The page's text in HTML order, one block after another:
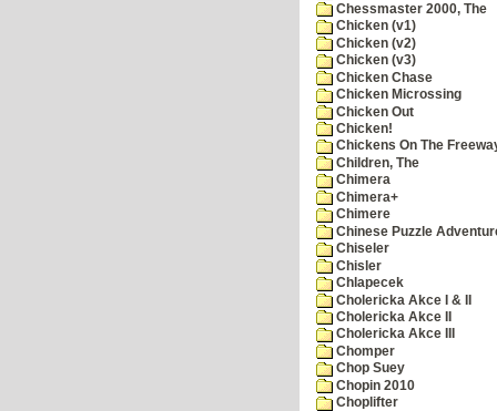
Chessmaster 2000, The
Chicken (v1)
Chicken (v2)
Chicken (v3)
Chicken Chase
Chicken Microssing
Chicken Out
Chicken!
Chickens On The
Children, The
Chimera
Chimera+
Chimere
Chinese Puzzle
Chiseler
Chisler
Chlapecek
Cholericka Akce I & II
Cholericka Akce II
Cholericka Akce III
Chomper
Chop Suey
Chopin 2010
Choplifter